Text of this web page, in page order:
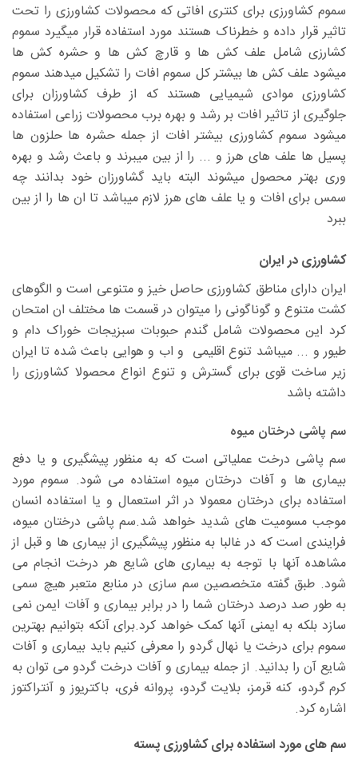
سموم کشاورزی برای کنتری افاتی که محصولات کشاورزی را تحت
تاثیر قرار داده و خطرناک هستند مورد استفاده قرار میگیرد سموم
کشارزی شامل علف کش ها و قارچ کش ها و حشره کش ها
میشود علف کش ها بیشتر کل سموم افات را تشکیل میدهند سموم
کشاورزی موادی شیمیایی هستند که از طرف کشاورزان برای
جلوگیری از تاثیر افات بر رشد و بهره برب محصولات زراعی استفاده
میشود سموم کشاورزی بیشتر افات از جمله حشره ها حلزون ها
پسیل ها علف های هرز و ... را از بین میبرند و باعث رشد و بهره
وری بهتر محصول میشوند البته باید گشاورزان خود بدانند چه
سمس برای افات و یا علف های هرز لازم میباشد تا ان ها را از بین
ببرد
کشاورزی در ایران
ایران دارای مناطق کشاورزی حاصل خیز و متنوعی است و الگوهای
کشت متنوع و گوناگونی را میتوان در قسمت ها مختلف ان امتحان
کرد این محصولات شامل گندم حبوبات سبزیجات خوراک دام و
طیور و ... میباشد تنوع اقلیمی و اب و هوایی باعث شده تا ایران
زیر ساخت قوی برای گسترش و تنوع انواع محصولا کشاورزی را
داشته باشد
سم پاشی درختان میوه
سم پاشی درخت عملیاتی است که به منظور پیشگیری و یا دفع
بیماری ها و آفات درختان میوه استفاده می شود. سموم مورد
استفاده برای درختان معمولا در اثر استعمال و یا استفاده انسان
موجب مسومیت های شدید خواهد شد.سم پاشی درختان میوه،
فرایندی است که در غالبا به منظور پیشگیری از بیماری ها و قبل از
مشاهده آنها با توجه به بیماری های شایع هر درخت انجام می
شود. طبق گفته متخصصین سم سازی در منابع متعبر هیچ سمی
به طور صد درصد درختان شما را در برابر بیماری و آفات ایمن نمی
سازد بلکه به ایمنی آنها کمک خواهد کرد.برای آنکه بتوانیم بهترین
سموم برای درخت یا نهال گردو را معرفی کنیم باید بیماری و آفات
شایع آن را بدانید. از جمله بیماری و آفات درخت گردو می توان به
کرم گردو، کنه قرمز، بلایت گردو، پروانه فری، باکتریوز و آنتراکتوز
اشاره کرد.
سم های مورد استفاده برای کشاورزی پسته